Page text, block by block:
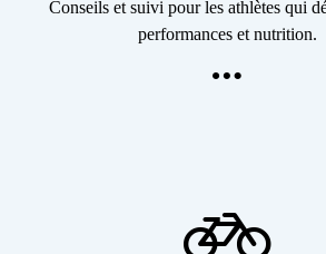
Conseils et suivi pour les athlètes qui
performances et nutrition.